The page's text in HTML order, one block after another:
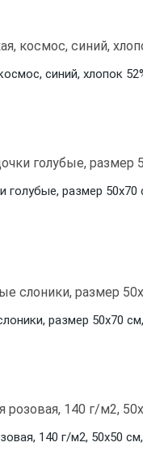
синий, хлопок
голубые, размер 50х70
размер 50х70
140 г/м2, 50х50